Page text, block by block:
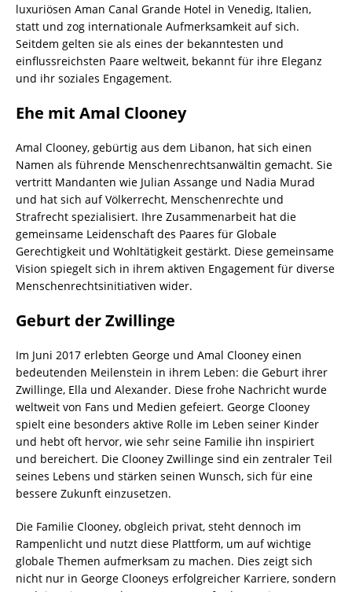
luxuriösen Aman Canal Grande Hotel in Venedig, Italien,
statt und zog internationale Aufmerksamkeit auf sich.
Seitdem gelten sie als eines der bekanntesten und
einflussreichsten Paare weltweit, bekannt für ihre Eleganz
und ihr soziales Engagement.
Ehe mit Amal Clooney
Amal Clooney, gebürtig aus dem Libanon, hat sich einen
Namen als führende Menschenrechtsanwältin gemacht. Sie
vertritt Mandanten wie Julian Assange und Nadia Murad
und hat sich auf Völkerrecht, Menschenrechte und
Strafrecht spezialisiert. Ihre Zusammenarbeit hat die
gemeinsame Leidenschaft des Paares für Globale
Gerechtigkeit und Wohltätigkeit gestärkt. Diese gemeinsame
Vision spiegelt sich in ihrem aktiven Engagement für diverse
Menschenrechtsinitiativen wider.
Geburt der Zwillinge
Im Juni 2017 erlebten George und Amal Clooney einen
bedeutenden Meilenstein in ihrem Leben: die Geburt ihrer
Zwillinge, Ella und Alexander. Diese frohe Nachricht wurde
weltweit von Fans und Medien gefeiert. George Clooney
spielt eine besonders aktive Rolle im Leben seiner Kinder
und hebt oft hervor, wie sehr seine Familie ihn inspiriert
und bereichert. Die Clooney Zwillinge sind ein zentraler Teil
seines Lebens und stärken seinen Wunsch, sich für eine
bessere Zukunft einzusetzen.
Die Familie Clooney, obgleich privat, steht dennoch im
Rampenlicht und nutzt diese Plattform, um auf wichtige
globale Themen aufmerksam zu machen. Dies zeigt sich
nicht nur in George Clooneys erfolgreicher Karriere, sondern